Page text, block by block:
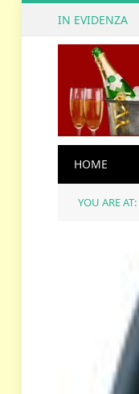
IN EVIDENZA
HOME
YOU ARE AT: